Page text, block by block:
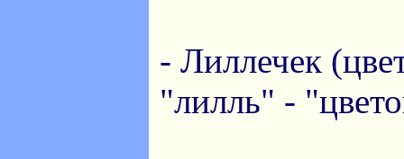
- Лиллечек
"лилль" -